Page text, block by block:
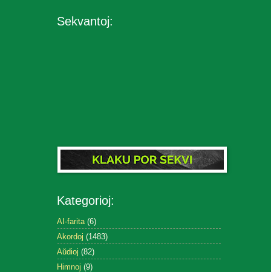
Sekvantoj:
Kategorioj:
AI-farita (6)
Akordoj (1483)
Aŭdioj (82)
Himnoj (9)